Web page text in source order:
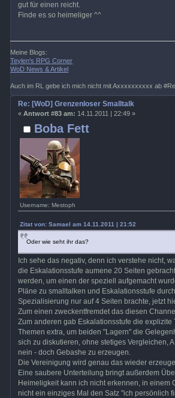
gut für einen reicht.
Finde es so heimeliger ^^
Meine Blogs:
Teylen's RPG Corner
WoD News & Artikel
Auch im RL gebe ich mich nicht mit Axxxxxxxxxx ab
Boba Fett
Username: Mestoph
Re: [WoD] Grenzenloser Smalltalk
« Antwort #83 am: 14.11.2011 | 22:49 »
Zitat von: Samael am 14.11.2011 | 21:52
Oder wie seht ihr das?
Ich sehe das negativ, denn ich verstehe nicht,
die Eskalationsstufe aumene 20 Seiten
werden, um einen der speziell aufgemacht
Pläne zu smalltalken und Eskalationsstufe
Spezialisierung nur auf 4 Seiten brachte, jetzt
Zum einen zweckentfremdet das diesen
Zum anderen gab Eskalationsstufe die explizite
Themen extra, um beiden "Lagern" die
sich zu diskutieren, ohne stetiges Vergleichen,
nein - doch Gebashe zu erzeugen.
Die Vereinigung wird genau das wieder
Eine saubere Unterteilung bringt außerdem
Heimeligkeit kann ich nicht erkennen, in einem
nicht ein einziges Mal den Satz "ich persönlich